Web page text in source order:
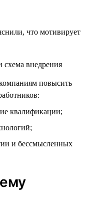
что мотивирует
повысить
квалификации;
и бессмысленных